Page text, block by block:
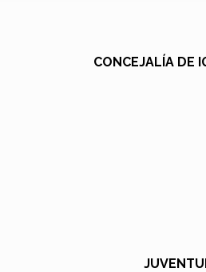
CONCEJALÍA DE